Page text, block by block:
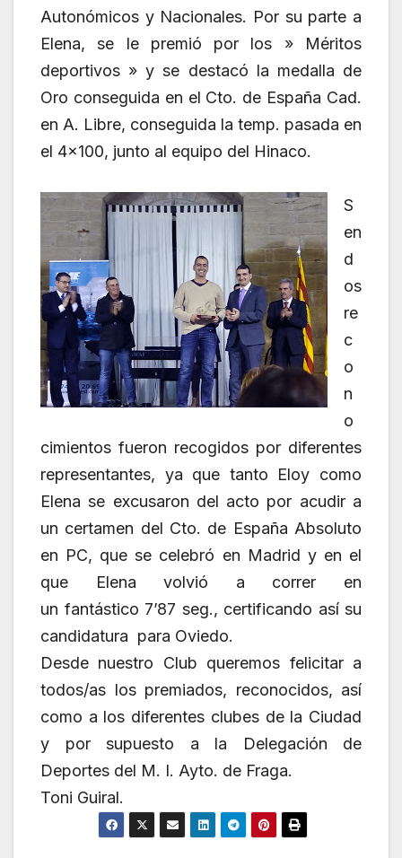
Autonómicos y Nacionales. Por su parte a
Elena, se le premió por los » Méritos
deportivos » y se destacó la medalla de
Oro conseguida en el Cto. de España Cad.
en A. Libre, conseguida la temp. pasada en
el 4×100, junto al equipo del Hinaco.
S
en
d
os
re
c
o
n
o
cimientos fueron recogidos por diferentes
representantes, ya que tanto Eloy como
Elena se excusaron del acto por acudir a
un certamen del Cto. de España Absoluto
en PC, que se celebró en Madrid y en el
que Elena volvió a correr en
un fantástico 7’87 seg., certificando así su
candidatura para Oviedo.
Desde nuestro Club queremos felicitar a
todos/as los premiados, reconocidos, así
como a los diferentes clubes de la Ciudad
y por supuesto a la Delegación de
Deportes del M. I. Ayto. de Fraga.
Toni Guiral.